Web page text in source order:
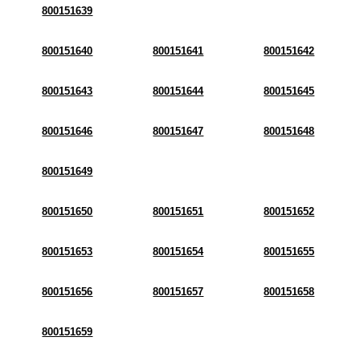
800151639
800151640 800151641 800151642
800151643 800151644 800151645
800151646 800151647 800151648
800151649
800151650 800151651 800151652
800151653 800151654 800151655
800151656 800151657 800151658
800151659